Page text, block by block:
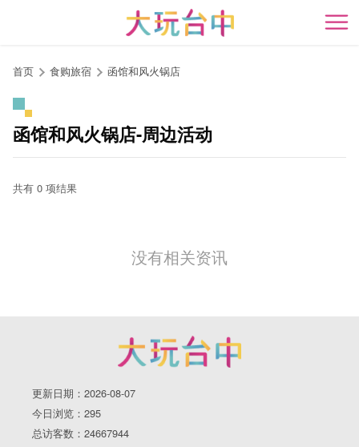
开
首页 食购旅宿 函馆和风火锅店
函馆和风火锅店-周边活动
共有 0 项结果
没有相关资讯
更新日期：2026-08-07
今日浏览：295
总访客数：24667944